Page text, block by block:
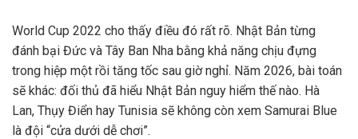
World Cup 2022 cho thấy điều đó rất rõ. Nhật Bản từng
đánh bại Đức và Tây Ban Nha bằng khả năng chịu đựng
trong hiệp một rồi tăng tốc sau giờ nghỉ. Năm 2026, bài toán
sẽ khác: đối thủ đã hiểu Nhật Bản nguy hiểm thế nào. Hà
Lan, Thụy Điển hay Tunisia sẽ không còn xem Samurai Blue
là đội “cửa dưới dễ chơi”.